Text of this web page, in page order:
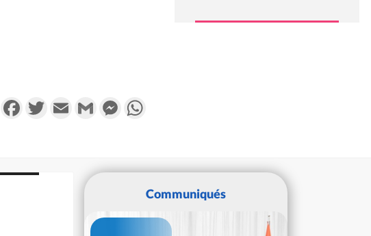
PartagerFacebookTwitterEmail Gmail Messenger
Communiqués